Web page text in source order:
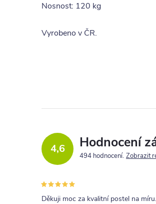
Nosnost: 120 kg
Vyrobeno v ČR.
4,6 Hodnocení
494 hodnocení Zobrazit
Děkuji moc za kvalitní postel na